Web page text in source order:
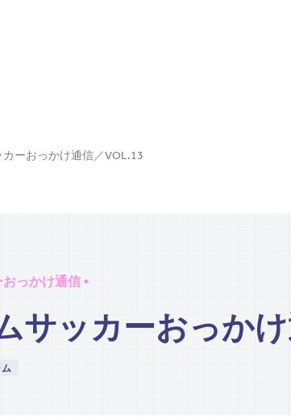
ーおっかけ通信／VOL.13
っかけ通信 •
サッカーおっか
ム